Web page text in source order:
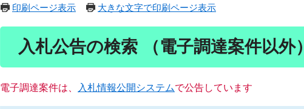
印刷ページ表示 大きな文字で印刷ページ表示
入札公告の検索 （電子調達案件以外）
電子調達案件は、 入札情報公開システムで公告しています